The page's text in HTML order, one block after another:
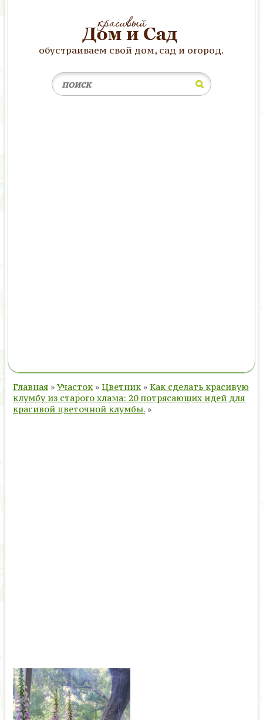
обустраиваем свой дом, сад и огород.
Главная »Участок » Цветник » Как сделать красивую
клумбу из старого хлама: 20 потрясающих идей для
красивой цветочной клумбы. »